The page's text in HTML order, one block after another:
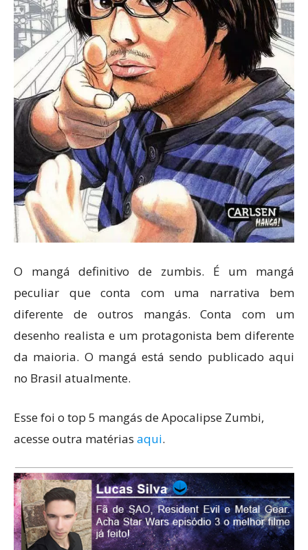
O mangá definitivo de zumbis. É um mangá
peculiar que conta com uma narrativa bem
diferente de outros mangás. Conta com um
desenho realista e um protagonista bem diferente
da maioria. O mangá está sendo publicado aqui
no Brasil atualmente.
Esse foi o top 5 mangás de Apocalipse Zumbi,
acesse outra matérias aqui.